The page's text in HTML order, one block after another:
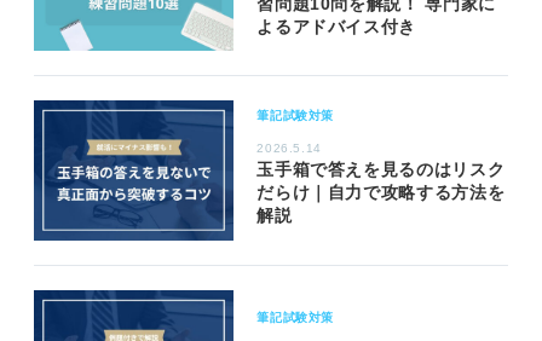
よるアドバイス付き
筆記試験対策
2026.5.14
玉手箱で答えを見るのはリスク
だらけ｜自力で攻略する方法を
解説
筆記試験対策